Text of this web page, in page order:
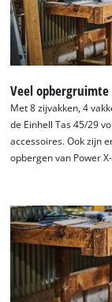
Veel opbergruimte
Met 8 zijvakken, 4
de Einhell Tas 45/29
accessoires. Ook zijn
opbergen van Power